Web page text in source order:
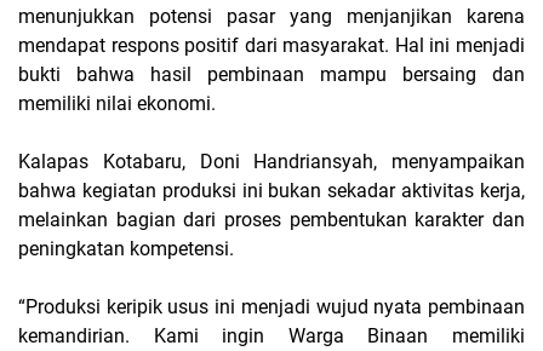
menunjukkan potensi pasar yang menjanjikan karena
mendapat respons positif dari masyarakat. Hal ini menjadi
bukti bahwa hasil pembinaan mampu bersaing dan
memiliki nilai ekonomi.
Kalapas Kotabaru, Doni Handriansyah, menyampaikan
bahwa kegiatan produksi ini bukan sekadar aktivitas kerja,
melainkan bagian dari proses pembentukan karakter dan
peningkatan kompetensi.
“Produksi keripik usus ini menjadi wujud nyata pembinaan
kemandirian. Kami ingin Warga Binaan memiliki